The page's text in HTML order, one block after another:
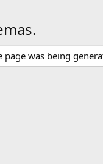
was being